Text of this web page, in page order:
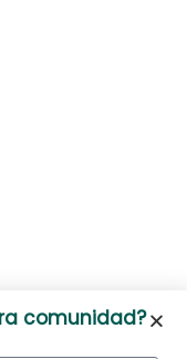
comunidad?